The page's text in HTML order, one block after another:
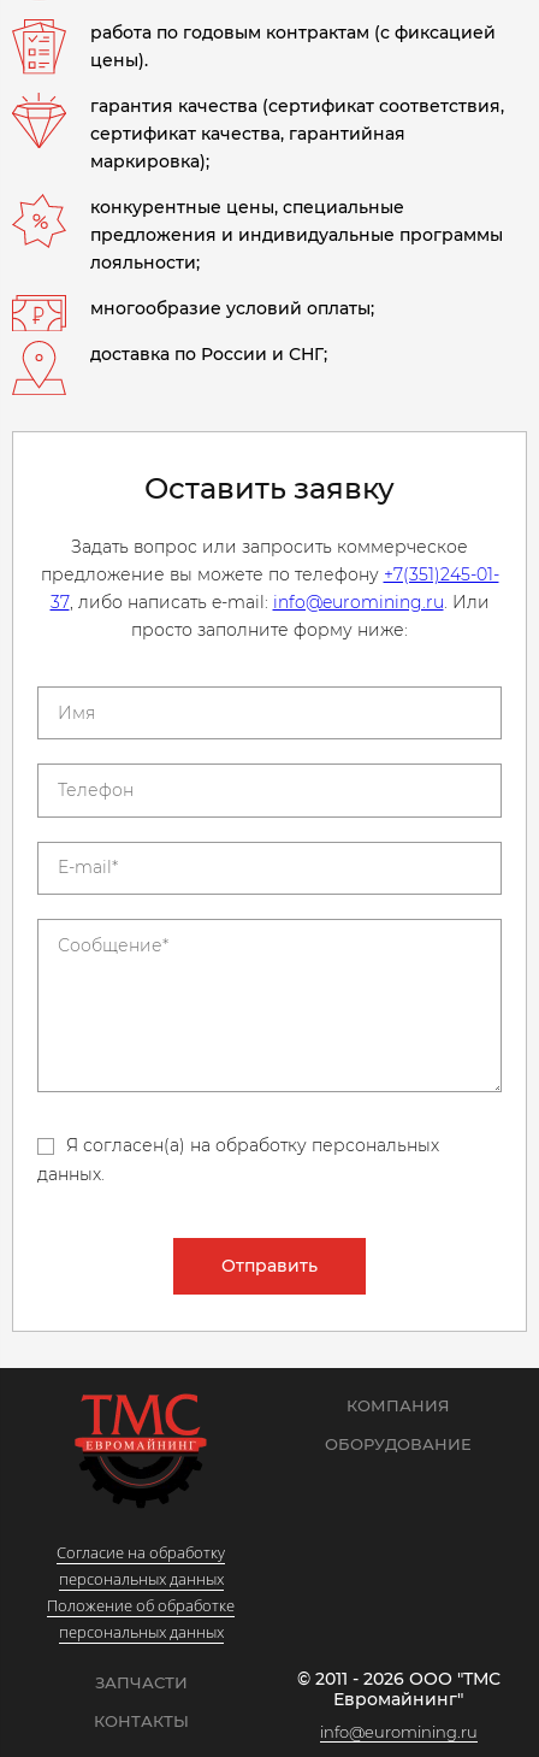
работа по годовым контрактам (с фиксацией
цены).
гарантия качества (сертификат соответствия,
сертификат качества, гарантийная
маркировка);
конкурентные цены, специальные
предложения и индивидуальные программы
лояльности;
многообразие условий оплаты;
доставка по России и СНГ;
Оставить заявку
Задать вопрос или запросить коммерческое
предложение вы можете по телефону +7(351)245-01-
37, либо написать e-mail: info@euromining.ru. Или
просто заполните форму ниже:
Я согласен(а) на обработку персональных
данных.
Отправить
Согласие на обработку
персональных данных
Положение об обработке
персональных данных
КОМПАНИЯ
ОБОРУДОВАНИЕ
ЗАПЧАСТИ
КОНТАКТЫ
© 2011 - 2026 ООО "ТМС
Евромайнинг"
info@euromining.ru